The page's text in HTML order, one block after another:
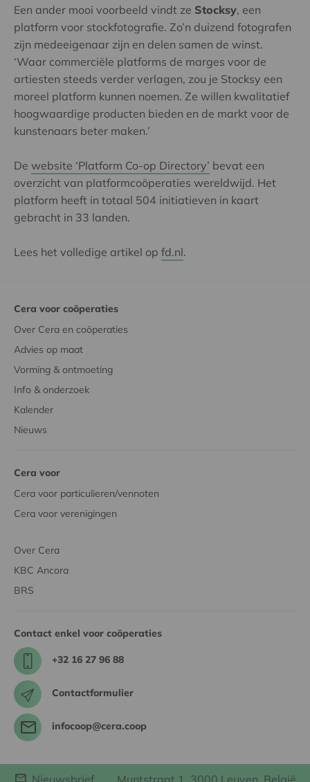
Een ander mooi voorbeeld vindt ze Stocksy, een
platform voor stockfotografie. Zo’n duizend fotografen
zijn medeeigenaar zijn en delen samen de winst.
‘Waar commerciële platforms de marges voor de
artiesten steeds verder verlagen, zou je Stocksy een
moreel platform kunnen noemen. Ze willen kwalitatief
hoogwaardige producten bieden en de markt voor de
kunstenaars beter maken.’
De website ‘Platform Co-op Directory’ bevat een
overzicht van platformcoöperaties wereldwijd. Het
platform heeft in totaal 504 initiatieven in kaart
gebracht in 33 landen.
Lees het volledige artikel op fd.nl.
Cera voor coöperaties
Over Cera en coöperaties
Advies op maat
Vorming & ontmoeting
Info & onderzoek
Kalender
Nieuws
Cera voor
Cera voor particulieren/vennoten
Cera voor verenigingen
Over Cera
KBC Ancora
BRS
Contact enkel voor coöperaties
+32 16 27 96 88
Contactformulier
infocoop@cera.coop
Nieuwsbrief Muntstraat 1, 3000 Leuven, België